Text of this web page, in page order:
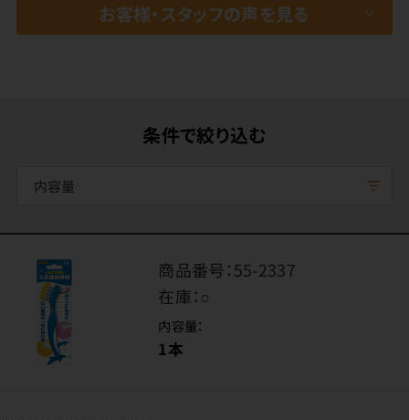
お客様・スタッフの声を見る
条件で絞り込む
内容量
商品番号：55-2337
在庫：○
内容量：
1本